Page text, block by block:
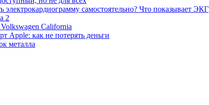
самостоятельно? Что показывает ЭКГ
2
California
Apple: как не потерять деньги
металла